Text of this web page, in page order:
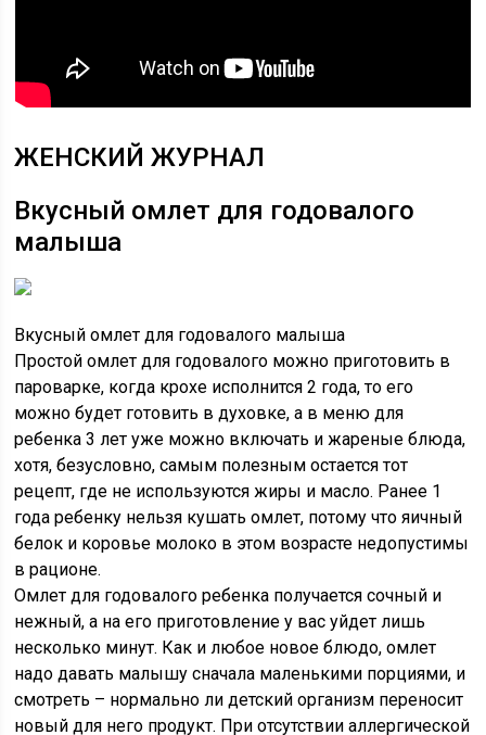
ЖЕНСКИЙ ЖУРНАЛ
Вкусный омлет для годовалого
малыша
Вкусный омлет для годовалого малыша
Простой омлет для годовалого можно приготовить в
пароварке, когда крохе исполнится 2 года, то его
можно будет готовить в духовке, а в меню для
ребенка 3 лет уже можно включать и жареные блюда,
хотя, безусловно, самым полезным остается тот
рецепт, где не используются жиры и масло. Ранее 1
года ребенку нельзя кушать омлет, потому что яичный
белок и коровье молоко в этом возрасте недопустимы
в рационе.
Омлет для годовалого ребенка получается сочный и
нежный, а на его приготовление у вас уйдет лишь
несколько минут. Как и любое новое блюдо, омлет
надо давать малышу сначала маленькими порциями, и
смотреть – нормально ли детский организм переносит
новый для него продукт. При отсутствии аллергической